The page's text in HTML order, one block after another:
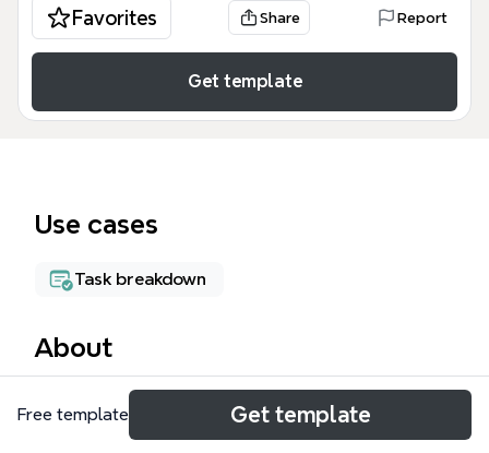
Favorites Share Report
Get template
Use cases
Task breakdown
About
生産技術部の業務とリスクのマインドマップテンプレ
ートは、製造業の生産技術部門が直面する主要な業務
Free template Get template